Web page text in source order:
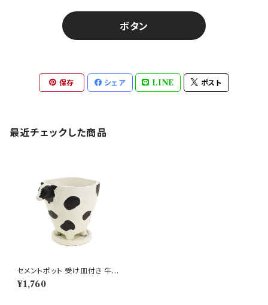
ボタン
保存 シェア LINE ポスト
最近チェックした商品
セメントポット 受け皿付き 牛さ
ん M うし ミニ鉢 植木鉢
¥1,760